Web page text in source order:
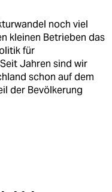
noch viel
kleinen Betrieben das
für
Jahren sind wir
schon auf dem
der Bevölkerung